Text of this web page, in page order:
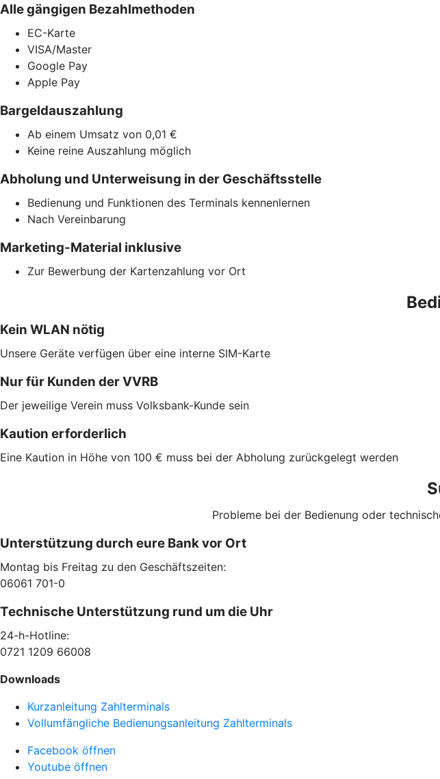
Alle gängigen Bezahlmethoden
EC-Karte
VISA/Master
Google Pay
Apple Pay
Bargeldauszahlung
Ab einem Umsatz von 0,01 €
Keine reine Auszahlung möglich
Abholung und Unterweisung in der Geschäftsstelle
Bedienung und Funktionen des Terminals kennenlernen
Nach Vereinbarung
Marketing-Material inklusive
Zur Bewerbung der Kartenzahlung vor Ort
Kein WLAN nötig
Unsere Geräte verfügen über eine interne SIM-Karte
Nur für Kunden der VVRB
Der jeweilige Verein muss Volksbank-Kunde sein
Kaution erforderlich
Eine Kaution in Höhe von 100 € muss bei der Abholung zurückgelegt werden
Probleme bei der Bedienung oder
Unterstützung durch eure Bank vor Ort
Montag bis Freitag zu den Geschäftszeiten:
06061 701-0
Technische Unterstützung rund um die Uhr
24-h-Hotline:
0721 1209 66008
Downloads
Kurzanleitung Zahlterminals
Vollumfängliche Bedienungsanleitung Zahlterminals
Facebook öffnen
Youtube öffnen